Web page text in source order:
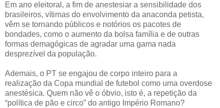
Em ano eleitoral, a fim de anestesiar a sensibilidade dos
brasileiros, vítimas do envolvimento da anaconda petista,
vêm se tornando públicos e notórios os pacotes de
bondades, como o aumento da bolsa família e de outras
formas demagógicas de agradar uma gama nada
desprezível da população.
Ademais, o PT se engajou de corpo inteiro para a
realização da Copa mundial de futebol como uma overdose
anestésica. Quem não vê o óbvio, isto é, a repetição da
“política de pão e circo” do antigo Império Romano?